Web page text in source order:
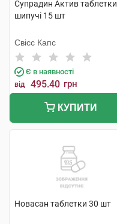
Супрадин Актив таблетки
шипучі 15 шт
Свісс Капс
Є в наявності
від 495.40 грн
КУПИТИ
Новасан таблетки 30 шт